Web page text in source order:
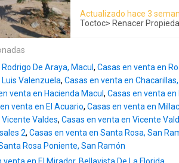
demanda habitacional
zona con alto flujo
comercio.
dos pisos con uso
habitacional en el *2°
en estado de
potencial de
permite un excelente
luminosidad natural. -
Actualizado hace 3
Toctoc> Renacer
De Araya, Macul , Casas en venta en
Valenzuela, Casas en venta en Chacarillas,
venta en Hacienda Macul , Casas en venta en
venta en El Acuario, Casas en venta en
Valdes, Casas en venta en Vicente
2, Casas en venta en Santa Rosa, San
Rosa Poniente, San Ramón